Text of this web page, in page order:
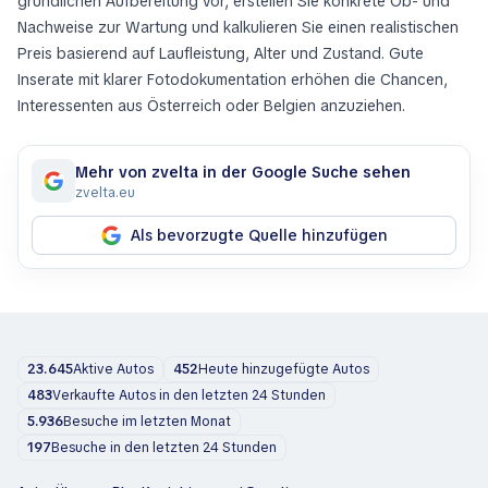
Nachweise zur Wartung und kalkulieren Sie einen realistischen
Preis basierend auf Laufleistung, Alter und Zustand. Gute
Inserate mit klarer Fotodokumentation erhöhen die Chancen,
Interessenten aus Österreich oder Belgien anzuziehen.
Mehr von zvelta in der Google Suche sehen
zvelta.eu
Als bevorzugte Quelle hinzufügen
23.645Aktive Autos 452Heute hinzugefügte Autos
483Verkaufte Autos in den letzten 24 Stunden
5.936Besuche im letzten Monat
197Besuche in den letzten 24 Stunden